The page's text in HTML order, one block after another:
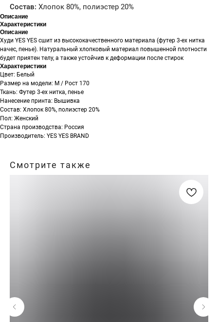
Состав: Хлопок 80%, полиэстер 20%
Описание
Характеристики
Описание
Худи YES YES сшит из высококачественного материала (футер 3-ех нитка
начес, пенье). Натуральный хлопковый материал повышенной плотности
будет приятен телу, а также устойчив к деформации после стирок
Характеристики
Цвет: Белый
Размер на модели: М / Рост 170
Ткань: Футер 3-ех нитка, пенье
Нанесение принта: Вышивка
Состав: Хлопок 80%, полиэстер 20%
Пол: Женский
Страна производства: Россия
Производитель: YES YES BRAND
Смотрите также